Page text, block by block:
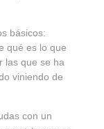
básicos:
qué es lo que
las que se ha
viniendo de
con un